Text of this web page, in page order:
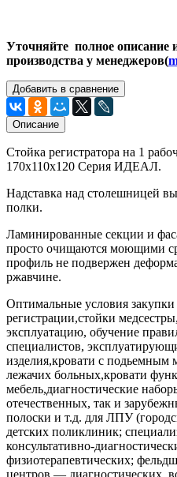
Уточняйте полное описание
производства у менеджеров(
Добавить в сравнение
Описание
Стойка регистратора на 1
170х110х120 Серия ИДЕАЛ.
Надставка над столешницей
полки.
Ламинированные секции и
просто очищаются моющими
профиль не подвержен
ржавчине.
Оптимальные условия
регистрации,стойки
эксплуатацию, обучение
специалистов,
изделия,кровати с подьемным
лежачих больных,кровати
мебель,диагностические
отечественных, так и
полоски и т.д. для ЛПУ
детских поликлиник;
консультативно-
физиотерапевтических;
центров — диагностических,